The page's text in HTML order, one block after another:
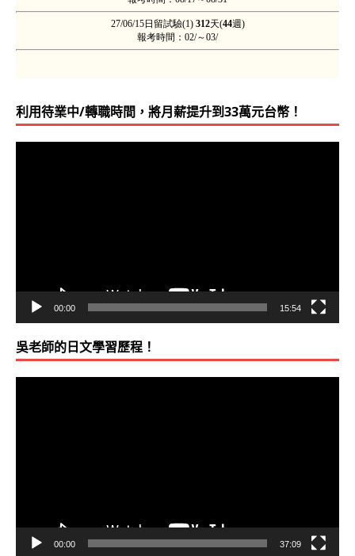
利用待業中/轉職時間，將月薪提升到33萬元台幣！
00:00 15:54
吳老師的日文學習歷程！
00:00 37:09